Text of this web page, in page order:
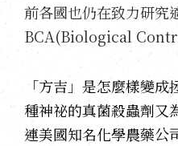
前各國也仍在致力研究
BCA(Biological
「方吉」是怎麼樣變
種神祕的真菌殺蟲劑又
連美國知名化學農藥